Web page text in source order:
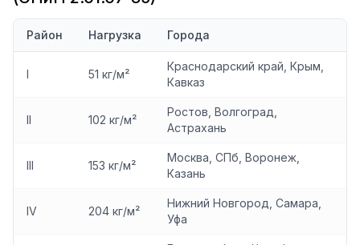
Район Нагрузка Города
I 51 кг/м²
Краснодарский край, Крым,
Кавказ
II 102 кг/м²
Ростов, Волгоград,
Астрахань
III 153 кг/м²
Москва, СПб, Воронеж,
Казань
IV 204 кг/м²
Нижний Новгород, Самара,
Уфа